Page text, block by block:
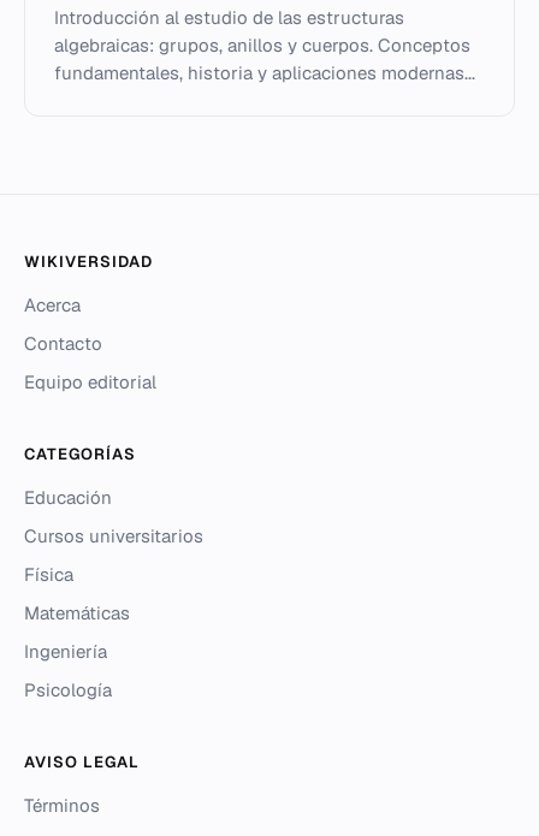
Introducción al estudio de las estructuras
algebraicas: grupos, anillos y cuerpos. Conceptos
fundamentales, historia y aplicaciones modernas...
WIKIVERSIDAD
Acerca
Contacto
Equipo editorial
CATEGORÍAS
Educación
Cursos universitarios
Física
Matemáticas
Ingeniería
Psicología
AVISO LEGAL
Términos